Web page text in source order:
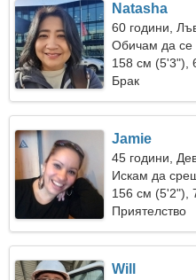
Natasha
60 години,
Обичам да се
158 см (5'3"),
Брак
Jamie
45 години,
Искам да
156 см (5'2"),
Приятелство
Will